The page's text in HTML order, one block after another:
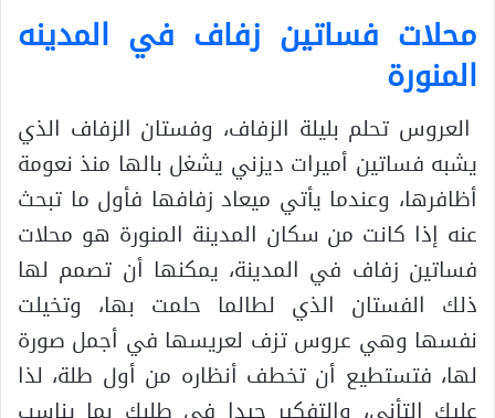
محلات فساتين زفاف في المدينه
المنورة
العروس تحلم بليلة الزفاف، وفستان الزفاف الذي
يشبه فساتين أميرات ديزني يشغل بالها منذ نعومة
أظافرها، وعندما يأتي ميعاد زفافها فأول ما تبحث
عنه إذا كانت من سكان المدينة المنورة هو محلات
فساتين زفاف في المدينة، يمكنها أن تصمم لها
ذلك الفستان الذي لطالما حلمت بها، وتخيلت
نفسها وهي عروس تزف لعريسها في أجمل صورة
لها، فتستطيع أن تخطف أنظاره من أول طلة، لذا